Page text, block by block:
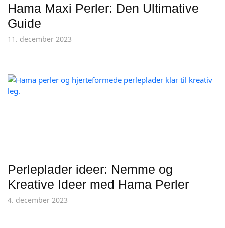
Hama Maxi Perler: Den Ultimative
Guide
11. december 2023
Perleplader ideer: Nemme og
Kreative Ideer med Hama Perler
4. december 2023